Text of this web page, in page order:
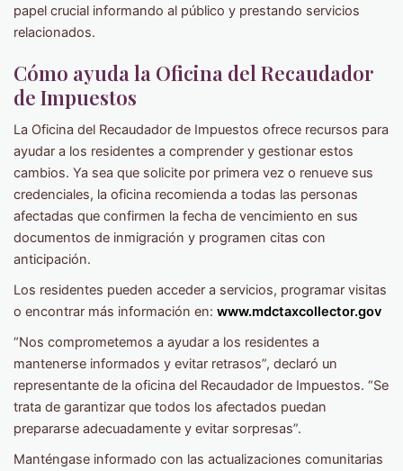
papel crucial informando al público y prestando servicios
relacionados.
Cómo ayuda la Oficina del Recaudador
de Impuestos
La Oficina del Recaudador de Impuestos ofrece recursos para
ayudar a los residentes a comprender y gestionar estos
cambios. Ya sea que solicite por primera vez o renueve sus
credenciales, la oficina recomienda a todas las personas
afectadas que confirmen la fecha de vencimiento en sus
documentos de inmigración y programen citas con
anticipación.
Los residentes pueden acceder a servicios, programar visitas
o encontrar más información en: www.mdctaxcollector.gov
“Nos comprometemos a ayudar a los residentes a
mantenerse informados y evitar retrasos”, declaró un
representante de la oficina del Recaudador de Impuestos. “Se
trata de garantizar que todos los afectados puedan
prepararse adecuadamente y evitar sorpresas”.
Manténgase informado con las actualizaciones comunitarias